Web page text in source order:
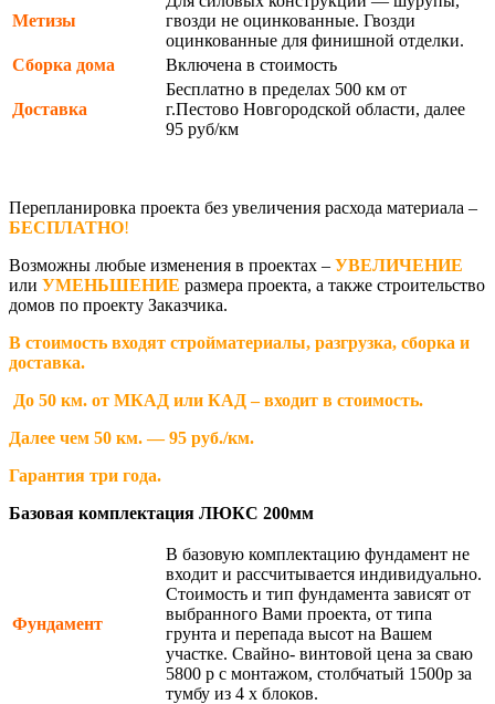
Метизы
гвозди не оцинкованные. Гвозди
оцинкованные для финишной отделки.
Сборка дома
Включена в стоимость
Доставка
Бесплатно в пределах 500 км от
г.Пестово Новгородской области, далее
95 руб/км
Перепланировка проекта без увеличения расхода материала –
БЕСПЛАТНО!
Возможны любые изменения в проектах – УВЕЛИЧЕНИЕ
или УМЕНЬШЕНИЕ размера проекта, а также строительство
домов по проекту Заказчика.
В стоимость входят стройматериалы, разгрузка, сборка и
доставка.
До 50 км. от МКАД или КАД – входит в стоимость.
Далее чем 50 км. — 95 руб./км.
Гарантия три года.
Базовая комплектация ЛЮКС 200мм
Фундамент
В базовую комплектацию фундамент не
входит и рассчитывается индивидуально.
Стоимость и тип фундамента зависят от
выбранного Вами проекта, от типа
грунта и перепада высот на Вашем
участке. Свайно- винтовой цена за сваю
5800 р с монтажом, столбчатый 1500р за
тумбу из 4 х блоков.